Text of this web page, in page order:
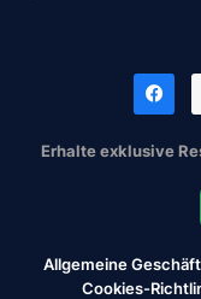
Erhalte exklusive
Allgemeine
Cookies-